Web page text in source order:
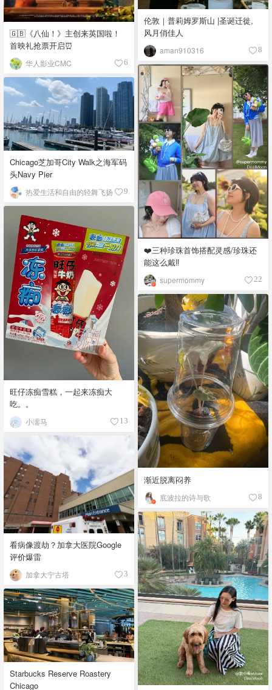
🇬🇧《八仙！》主创来英国啦！
首映礼抢票开启⏰
华人影业CMC 6
伦敦｜普莉姆罗斯山 |圣诞迁徙,
风月俏佳人
aman910316 8
❤️三种珍珠首饰搭配灵感/珍珠还
能这么戴‼️
supermommy 22
Chicago芝加哥City Walk之海军码
头Navy Pier
热爱生活和自由的轻舞飞扬 9
旺仔冻痴雪糕，一起来冻痴大
吃。。
小濡马 13
渐近脱离闷养
底波拉的诗与歌 8
看病像渡劫？加拿大医院Google
评价爆雷
加拿大宁古塔 3
Starbucks Reserve Roastery
Chicago